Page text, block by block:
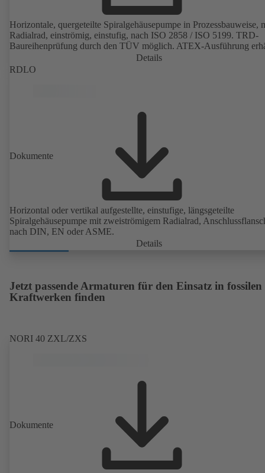
Horizontale, quergeteilte Spiralgehäusepumpe in Prozessbauweise,
Radialrad, einströmig, einstufig, nach ISO 2858 / ISO 5199. TRD-
Baureihenprüfung durch den TÜV möglich. ATEX-Ausführung
Details
RDLO
Dokumente
Horizontal oder vertikal aufgestellte, einstufige, längsgeteilte
Spiralgehäusepumpe mit zweiströmigem Radialrad,
nach DIN, EN oder ASME.
Details
Jetzt passende Armaturen für den Einsatz in fossilen
Kraftwerken finden
NORI 40 ZXL/ZXS
Dokumente